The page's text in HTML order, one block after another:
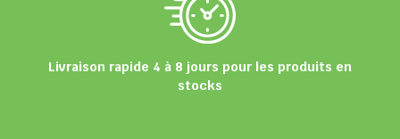
Livraison rapide 4 à 8 jours pour les produits en
stocks